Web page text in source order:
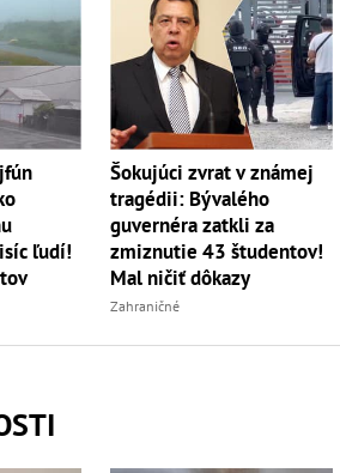
ľudí!
Šokujúci zvrat v známej
tragédii: Bývalého
guvernéra zatkli za
zmiznutie 43 študentov!
Mal ničiť dôkazy
Zahraničné